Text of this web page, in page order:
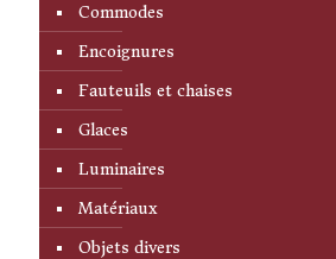
Commodes
Encoignures
Fauteuils et chaises
Glaces
Luminaires
Matériaux
Objets divers